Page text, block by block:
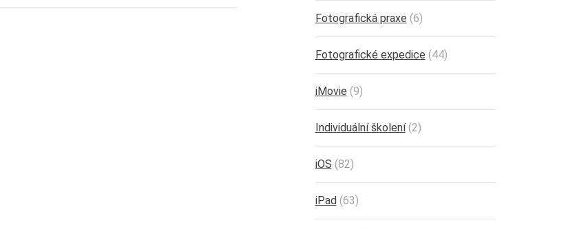
Fotografická praxe (6)
Fotografické expedice (44)
iMovie (9)
Individuální školení(2)
iOS (82)
iPad(63)